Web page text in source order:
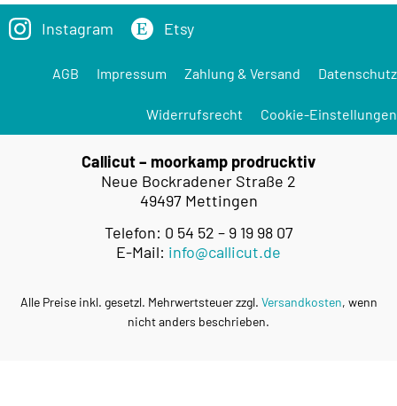
Instagram Etsy
AGB Impressum Zahlung & Versand Datenschutz
Widerrufsrecht Cookie-Einstellungen
Callicut – moorkamp prodrucktiv
Neue Bockradener Straße 2
49497 Mettingen
Telefon: 0 54 52 – 9 19 98 07
E-Mail: info@callicut.de
Alle Preise inkl. gesetzl. Mehrwertsteuer zzgl. Versandkosten, wenn
nicht anders beschrieben.